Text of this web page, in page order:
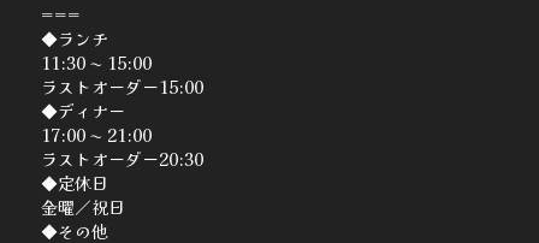
===
◆ランチ
11:30 〜 15:00
ラストオーダー15:00
◆ディナー
17:00 〜 21:00
ラストオーダー20:30
◆定休日
金曜／祝日
◆その他